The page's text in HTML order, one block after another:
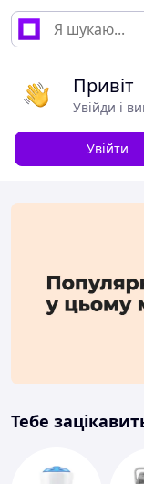
Привіт
Увійди і
Увійти
Тебе